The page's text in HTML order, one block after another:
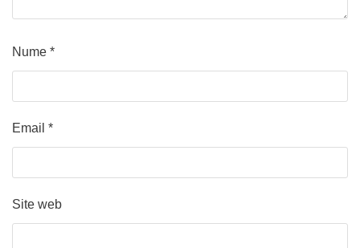
Nume *
Email *
Site web